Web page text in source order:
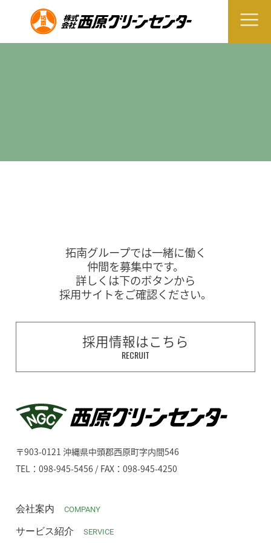
拓南グループでは一緒に働く
仲間を募集中です。
詳しくは下のボタンから
採用サイトをご確認ください。
採用情報はこちら
RECRUIT
〒903-0121 沖縄県中頭郡西原町字内間546
TEL：098-945-5456 / FAX：098-945-4250
会社案内 COMPANY
サービス紹介 SERVICE